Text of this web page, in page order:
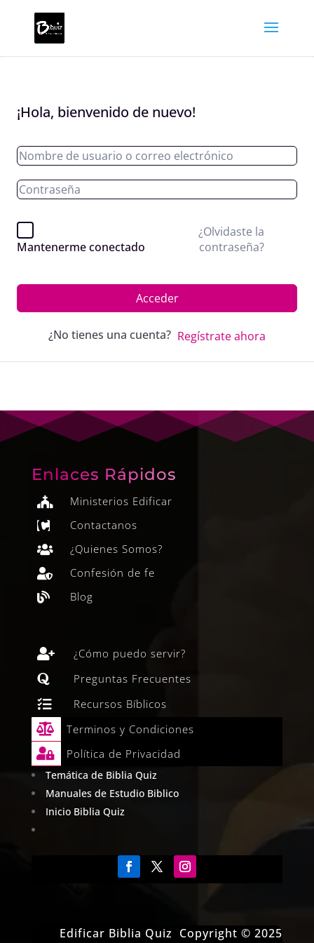
¡Hola, bienvenido de nuevo!
Mantenerme conectado
¿Olvidaste la
contraseña?
Acceder
¿No tienes una cuenta? Regístrate ahora
Enlaces Rápidos
 Ministerios Edificar
 Contactanos
 ¿Quienes Somos?
 Confesión de fe
 Blog
 ¿Cómo puedo servir?
 Preguntas Frecuentes
 Recursos Bíblicos
 Terminos y Condiciones
 Política de Privacidad
Temática de Biblia Quiz
Manuales de Estudio Biblico
Inicio Biblia Quiz
Edificar Biblia Quiz Copyright © 2025